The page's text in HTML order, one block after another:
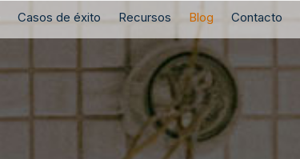
Casos de éxito Recursos Blog Contacto